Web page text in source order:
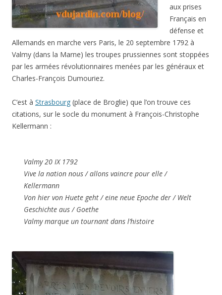
aux prises
Français en
défense et
Allemands en marche vers Paris, le 20 septembre 1792 à
Valmy (dans la Marne) les troupes prussiennes sont stoppées
par les armées révolutionnaires menées par les généraux et
Charles-François Dumouriez.
C’est à Strasbourg (place de Broglie) que l’on trouve ces
citations, sur le socle du monument à François-Christophe
Kellermann :
Valmy 20 IX 1792
Vive la nation nous / allons vaincre pour elle /
Kellermann
Von hier von Huete geht / eine neue Epoche der / Welt
Geschichte aus / Goethe
Valmy marque un tournant dans l’histoire